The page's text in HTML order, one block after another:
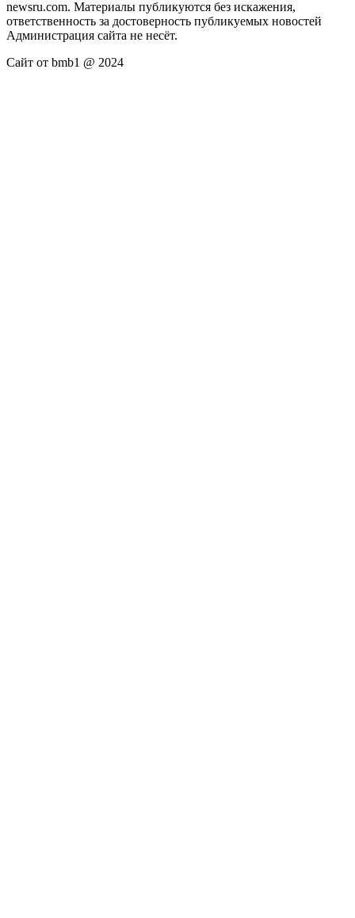
newsru.com. Материалы публикуются без искажения,
ответственность за достоверность публикуемых новостей
Администрация сайта не несёт.
Сайт от bmb1 @ 2024